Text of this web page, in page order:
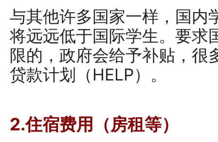
与其他许多国家一样，国内
将远远低于国际学生。要求
限的，政府会给予补贴，很
贷款计划（HELP）。
2.住宿费用（房租等）